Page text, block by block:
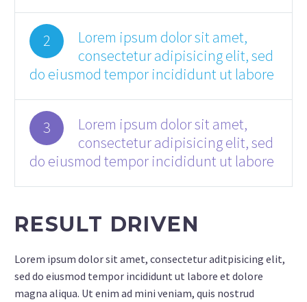
2
Lorem ipsum dolor sit amet,
consectetur adipisicing elit, sed
do eiusmod tempor incididunt ut labore
3
Lorem ipsum dolor sit amet,
consectetur adipisicing elit, sed
do eiusmod tempor incididunt ut labore
RESULT DRIVEN
Lorem ipsum dolor sit amet, consectetur aditpisicing elit,
sed do eiusmod tempor incididunt ut labore et dolore
magna aliqua. Ut enim ad mini veniam, quis nostrud